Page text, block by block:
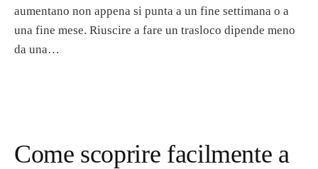
aumentano non appena si punta a un fine settimana o a
una fine mese. Riuscire a fare un trasloco dipende meno
da una…
Come scoprire facilmente a